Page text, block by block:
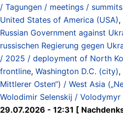
/ Tagungen / meetings /
United States of America (USA),
Russian Government against
russischen Regierung gegen
/ 2025 / deployment of North
frontline, Washington D.C. (city),
Mittlerer Osten“) / West Asia
Wolodimir Selenskij / Volodymyr
29.07.2026 - 12:31 [